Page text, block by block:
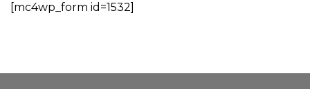
[mc4wp_form id=1532]